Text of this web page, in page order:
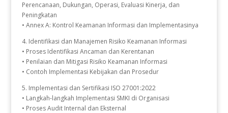
Perencanaan, Dukungan, Operasi, Evaluasi Kinerja, dan
Peningkatan
• Annex A: Kontrol Keamanan Informasi dan Implementasinya
4. Identifikasi dan Manajemen Risiko Keamanan Informasi
• Proses Identifikasi Ancaman dan Kerentanan
• Penilaian dan Mitigasi Risiko Keamanan Informasi
• Contoh Implementasi Kebijakan dan Prosedur
5. Implementasi dan Sertifikasi ISO 27001:2022
• Langkah-langkah Implementasi SMKI di Organisasi
• Proses Audit Internal dan Eksternal